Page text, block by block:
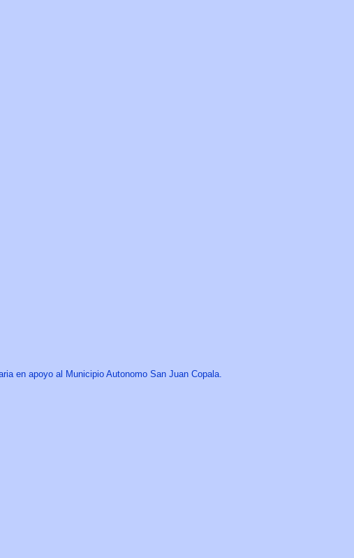
en apoyo al Municipio Autonomo San Juan Copala.